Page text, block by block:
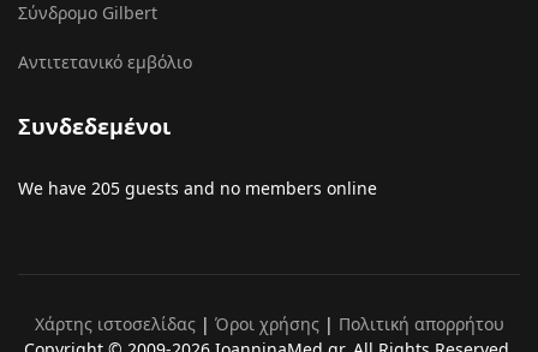
Σύνδρομο Gilbert
Αντιτετανικό εμβόλιο
Συνδεδεμένοι
We have 205 guests and no members online
Χάρτης ιστοσελίδας| Όροι χρήσης| Πολιτική απορρήτου